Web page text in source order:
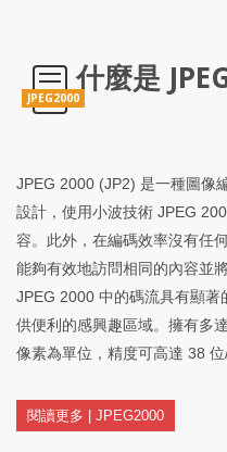
JPEG2000
什麼是
JPEG 2000 (JP2) 是一種圖像
設計，使用小波技術 JPEG
容。此外，在編碼效率沒有任
能夠有效地訪問相同的內容並
JPEG 2000 中的碼流具有顯
供便利的感興趣區域。擁有多
像素為單位，精度可高達 38 位/
閱讀更多 | JPEG2000